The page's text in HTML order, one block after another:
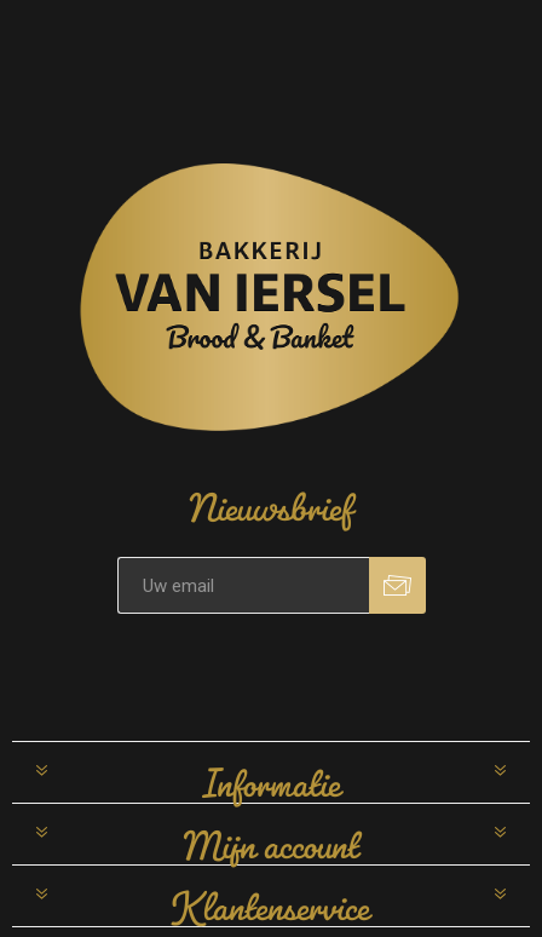
Nieuwsbrief
Informatie
Mijn account
Klantenservice